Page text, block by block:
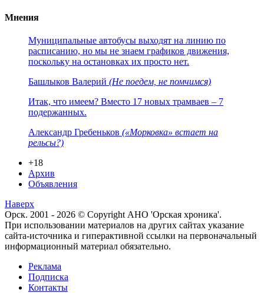
Мнения
Муниципальные автобусы выходят на линию по
расписанию, но мы не знаем графиков движения,
поскольку на остановках их просто нет.
Башлыков Валерий (Не поедем, не помчимся)
Итак, что имеем? Вместо 17 новых трамваев – 7
подержанных.
Александр Гребеньков («Морковка» встает на
рельсы?)
+18
Архив
Объявления
Наверх
Орск. 2001 - 2026 © Copyright АНО 'Орская хроника'.
При использовании материалов на других сайтах указание
сайта-источника и гиперактивной ссылки на первоначальный
информационный материал обязательно.
Реклама
Подписка
Контакты